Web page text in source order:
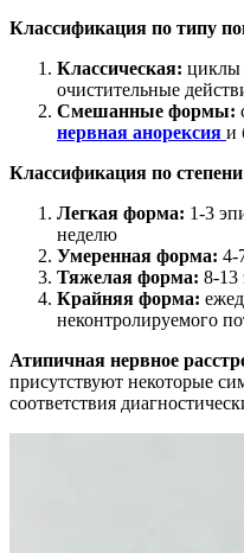
Классификация по типу
Классическая: циклы
очистительные
Смешанные формы:
нервная анорексия и
Классификация по
Легкая форма: 1-3
неделю
Умеренная форма: 4-
Тяжелая форма: 8-13
Крайняя форма:
неконтролируемого
Атипичная нервное
присутствуют некоторые
соответствия